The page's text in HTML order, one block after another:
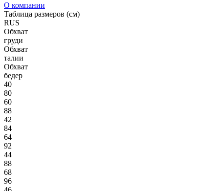
О компании
Таблица размеров (см)
RUS
Обхват
груди
Обхват
талии
Обхват
бедер
40
80
60
88
42
84
64
92
44
88
68
96